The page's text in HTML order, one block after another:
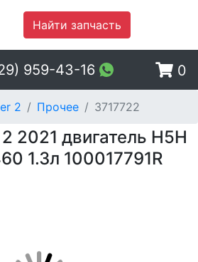
Найти запчасть
959-43-16 0
2 Прочее 3717722
2021 двигатель H5H
1.3л 100017791R